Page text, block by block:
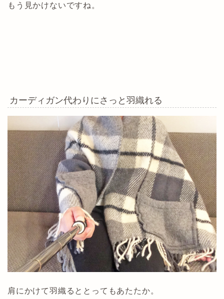
もう見かけないですね。
カーディガン代わりにさっと羽織れる
肩にかけて羽織るととってもあたたか。